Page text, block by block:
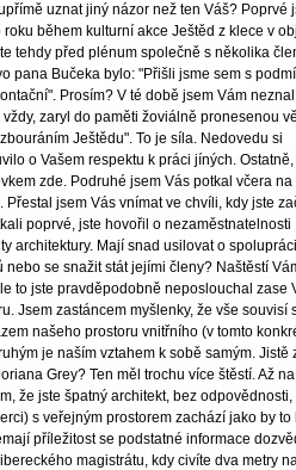
uznat jiný názor než ten Váš? Poprvé
během kulturní akce Ještěd z klece v
tehdy před plénum společně s několika
pana Bučeka bylo: "Přišli jsme sem s
Prosím? V té době jsem Vám
zaryl do paměti žoviálně pronesenou
Ještědu". To je síla. Nedovedu si
o Vašem respektu k práci jíných. Ostatně,
zde. Podruhé jsem Vás potkal včera na
jsem Vás vnímat ve chvíli, kdy jste
poprvé, jste hovořil o nezaměstnatelnosti
architektury. Mají snad usilovat o
se snažit stát jejími členy? Naštěstí
to jste pravděpodobně neposlouchal zase
Jsem zastáncem myšlenky, že vše souvisí
našeho prostoru vnitřního (v tomto
je naším vztahem k sobě samým. Jistě
Grey? Ten měl trochu více štěstí. Až
že jste špatný architekt, bez odpovědnosti,
s veřejným prostorem zachází jako by to
příležitost se podstatné informace
magistrátu, kdy civíte dva metry